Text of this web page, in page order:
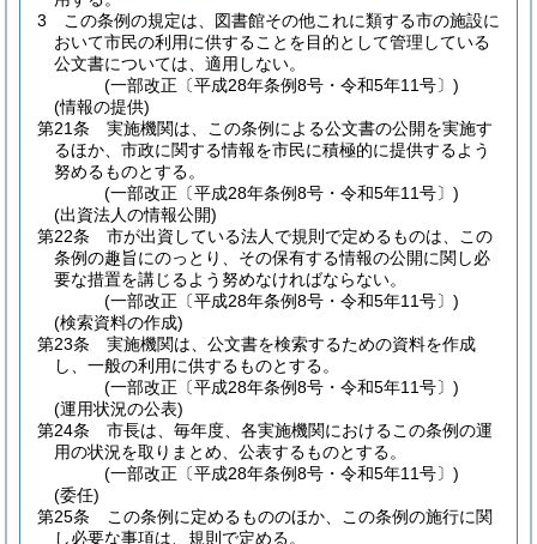
3
この条例の規定は、図書館その他これに類する市の施設に
おいて市民の利用に供することを目的として管理している
公文書については、適用しない。
(一部改正〔平成28年条例8号・令和5年11号〕)
(情報の提供)
第21条
実施機関は、この条例による公文書の公開を実施す
るほか、市政に関する情報を市民に積極的に提供するよう
努めるものとする。
(一部改正〔平成28年条例8号・令和5年11号〕)
(出資法人の情報公開)
第22条
市が出資している法人で規則で定めるものは、この
条例の趣旨にのっとり、その保有する情報の公開に関し必
要な措置を講じるよう努めなければならない。
(一部改正〔平成28年条例8号・令和5年11号〕)
(検索資料の作成)
第23条
実施機関は、公文書を検索するための資料を作成
し、一般の利用に供するものとする。
(一部改正〔平成28年条例8号・令和5年11号〕)
(運用状況の公表)
第24条
市長は、毎年度、各実施機関におけるこの条例の運
用の状況を取りまとめ、公表するものとする。
(一部改正〔平成28年条例8号・令和5年11号〕)
(委任)
第25条
この条例に定めるもののほか、この条例の施行に関
し必要な事項は、規則で定める。